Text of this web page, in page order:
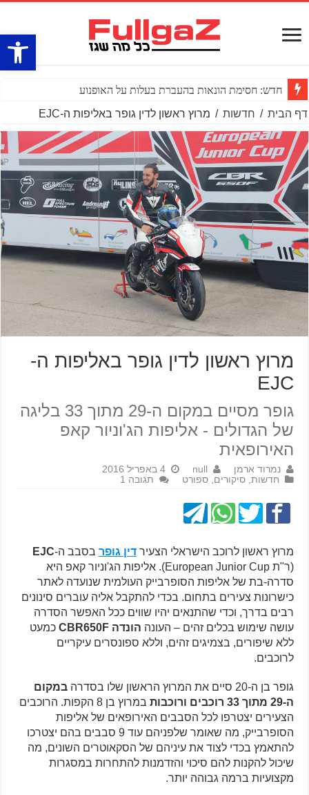
פתח
חדש: חסימת הונאות בהעברת בעלות על האופנוע
דף הבית / חדשות / מרוץ ראשון לדין גופר באליפות ה-EJC
מרוץ ראשון לדין גופר באליפות ה-
EJC
גופר מסיים במקום ה-29 מתוך 33 בליגה
של הגדולים - אליפות הג'וניור קאפ
האירופאית
נמרוד ארמן null
4 באפריל 2016
חדשות ,סיקורים ,ספורט תגובה 1
מרוץ ראשון לרוכב הישראלי הצעירדין גופר בסבב ה-EJC
(ר"ת European Junior Cup). אליפות הג'וניור קאפ היא
סדרה-בת של אליפות הסופרבייק העולמית שנועדה לאתר
כישרונות צעירים בתחום. בכדי להתקבל אליה עוברים סינונים
רבים בדרך, וכדי שהתנאים יהיו שווים ככל האפשר הסדרה
עושה שימוש בכלים זהים – העונה הונדה CBR650F
כמעט
ללא שיפורים, בצמיגים זהים, וללא ספונסרים עיקריים
לרוכבים.
גופר בן ה-20 סיים את המרוץ הראשון שלו בסדרה
במקום
ה-29 מתוך 33 רוכבים ורוכבות
במרוץ בן 8 הקפות. הרוכבים
הצעירים יצטרפו לכל הסבבים האירופאים של אליפות
הסופרבייק, מה שאומר שלפניהם עוד 9 סבבים בהם יצטרכו
להתאמץ בכדי לצוד את עיניהם של הסקאוטרים השונים, מה
שיכול להקנות להם סיכוי והזדמנות להתחרות במסגרות
מקצועיות ברמה גבוהה יותר.